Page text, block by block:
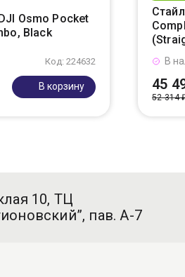
Osmo Pocket
Black
Код: 224632
В корзину
В
45
52 314
10, ТЦ
пав. А-7